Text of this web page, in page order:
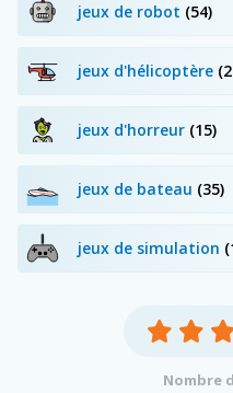
jeux de robot (54)
jeux d'hélicoptère
jeux d'horreur (15)
jeux de bateau (35)
jeux de simulation
Nombre